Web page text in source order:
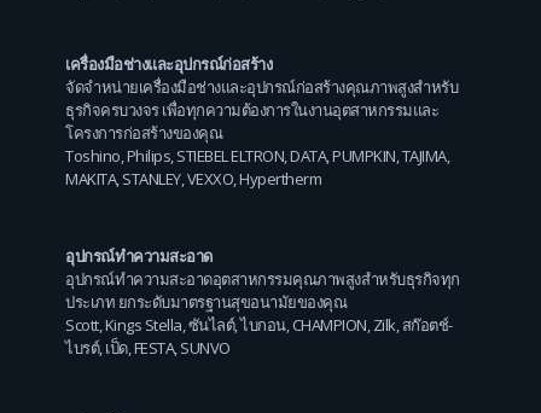
เครื่องมือช่างและอุปกรณ์ก่อสร้าง
จัดจำหน่ายเครื่องมือช่างและอุปกรณ์ก่อสร้างคุณภาพสูงสำหรับ
ธุรกิจครบวงจร เพื่อทุกความต้องการในงานอุตสาหกรรมและ
โครงการก่อสร้างของคุณ
Toshino,Philips,STIEBEL ELTRON,DATA,PUMPKIN,TAJIMA,
MAKITA,STANLEY,VEXXO,Hypertherm
อุปกรณ์ทำความสะอาด
อุปกรณ์ทำความสะอาดอุตสาหกรรมคุณภาพสูงสำหรับธุรกิจทุก
ประเภท ยกระดับมาตรฐานสุขอนามัยของคุณ
Scott,Kings Stella,ซันไลต์,ไบกอน,CHAMPION,Zilk,สก๊อตช์-
ไบรต์,เป็ด,FESTA,SUNVO